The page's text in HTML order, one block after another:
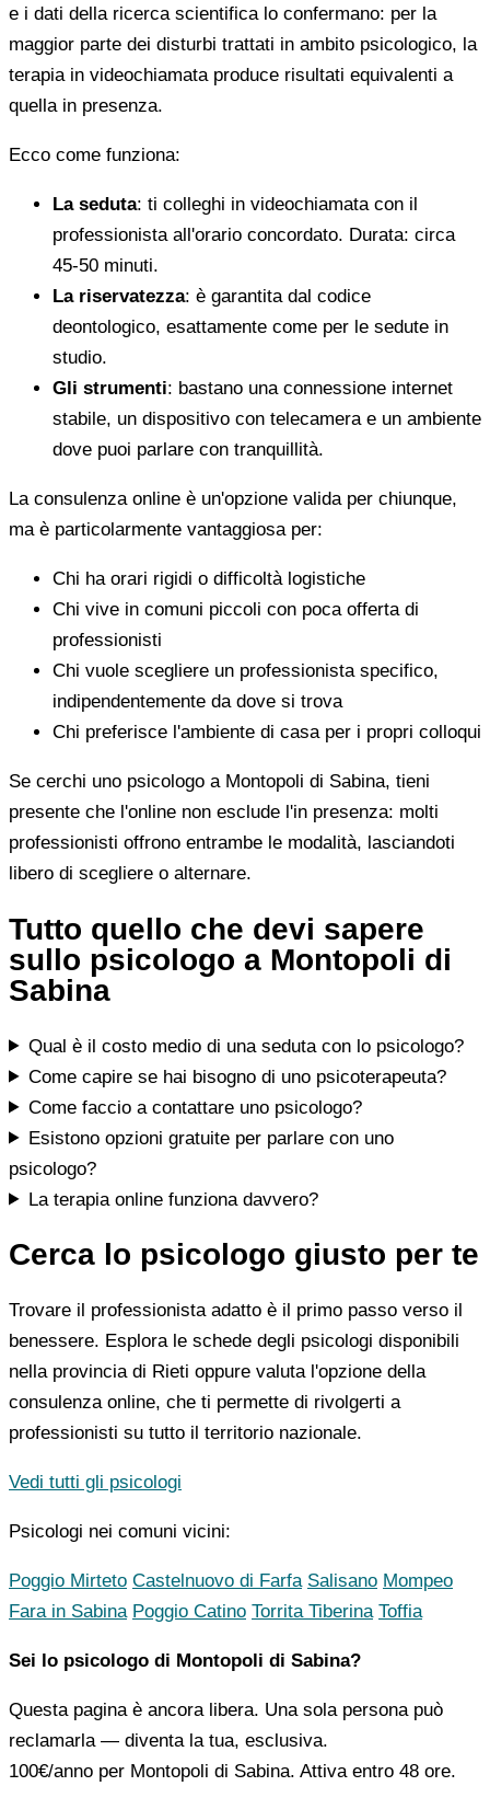
e i dati della ricerca scientifica lo confermano: per la
maggior parte dei disturbi trattati in ambito psicologico, la
terapia in videochiamata produce risultati equivalenti a
quella in presenza.
Ecco come funziona:
La seduta: ti colleghi in videochiamata con il
professionista all'orario concordato. Durata: circa
45-50 minuti.
La riservatezza: è garantita dal codice
deontologico, esattamente come per le sedute in
studio.
Gli strumenti: bastano una connessione internet
stabile, un dispositivo con telecamera e un ambiente
dove puoi parlare con tranquillità.
La consulenza online è un'opzione valida per chiunque,
ma è particolarmente vantaggiosa per:
Chi ha orari rigidi o difficoltà logistiche
Chi vive in comuni piccoli con poca offerta di
professionisti
Chi vuole scegliere un professionista specifico,
indipendentemente da dove si trova
Chi preferisce l'ambiente di casa per i propri colloqui
Se cerchi uno psicologo a Montopoli di Sabina, tieni
presente che l'online non esclude l'in presenza: molti
professionisti offrono entrambe le modalità, lasciandoti
libero di scegliere o alternare.
Tutto quello che devi sapere
sullo psicologo a Montopoli di
Sabina
Qual è il costo medio di una seduta con lo psicologo?
Come capire se hai bisogno di uno psicoterapeuta?
Come faccio a contattare uno psicologo?
Esistono opzioni gratuite per parlare con uno
psicologo?
La terapia online funziona davvero?
Cerca lo psicologo giusto per te
Trovare il professionista adatto è il primo passo verso il
benessere. Esplora le schede degli psicologi disponibili
nella provincia di Rieti oppure valuta l'opzione della
consulenza online, che ti permette di rivolgerti a
professionisti su tutto il territorio nazionale.
Vedi tutti gli psicologi
Psicologi nei comuni vicini:
Poggio Mirteto Castelnuovo di Farfa Salisano Mompeo
Fara in Sabina Poggio Catino Torrita Tiberina Toffia
Sei lo psicologo di Montopoli di Sabina?
Questa pagina è ancora libera. Una sola persona può
reclamarla — diventa la tua, esclusiva.
100€/anno per Montopoli di Sabina. Attiva entro 48 ore.